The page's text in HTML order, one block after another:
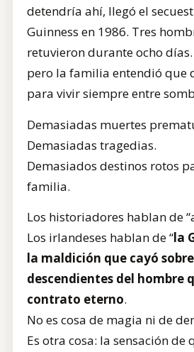
detendría ahí, llegó el
Guinness en 1986. Tres
retuvieron durante ocho días.
pero la familia entendió que
para vivir siempre entre
Demasiadas muertes
Demasiadas tragedias.
Demasiados destinos rotos
familia.
Los historiadores hablan de
Los irlandeses hablan de “la
la maldición que cayó
descendientes del hombre
contrato eterno.
No es cosa de magia ni de
Es otra cosa: la sensación